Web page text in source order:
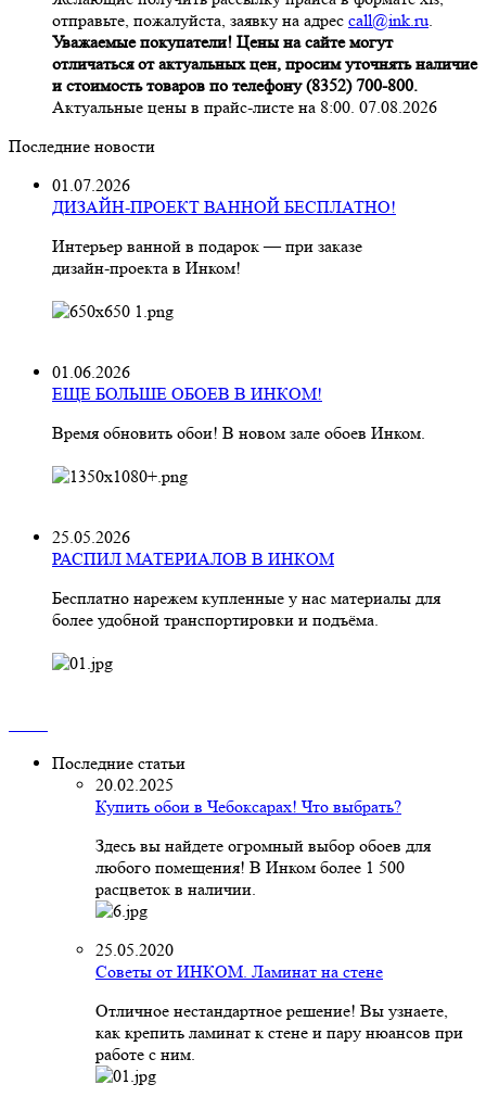
отправьте, пожалуйста, заявку на адрес call@ink.ru.
Уважаемые покупатели! Цены на сайте могут
отличаться от актуальных цен, просим уточнять наличие
и стоимость товаров по телефону (8352) 700-800.
Актуальные цены в прайс-листе на 8:00. 07.08.2026
Последние новости
01.07.2026
ДИЗАЙН-ПРОЕКТ ВАННОЙ БЕСПЛАТНО!
Интерьер ванной в подарок — при заказе
дизайн‑проекта в Инком!
01.06.2026
ЕЩЕ БОЛЬШЕ ОБОЕВ В ИНКОМ!
Время обновить обои! В новом зале обоев Инком.
25.05.2026
РАСПИЛ МАТЕРИАЛОВ В ИНКОМ
Бесплатно нарежем купленные у нас материалы для
более удобной транспортировки и подъёма.
Последние статьи
20.02.2025
Купить обои в Чебоксарах! Что выбрать?
Здесь вы найдете огромный выбор обоев для
любого помещения! В Инком более 1 500
расцветок в наличии.
25.05.2020
Советы от ИНКОМ. Ламинат на стене
Отличное нестандартное решение! Вы узнаете,
как крепить ламинат к стене и пару нюансов при
работе с ним.